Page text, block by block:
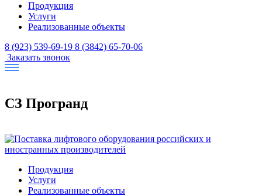
Продукция
Услуги
Реализованные объекты
8 (923) 539-69-19 8 (3842) 65-70-06
Заказать звонок
СЗ Програнд
Продукция
Услуги
Реализованные объекты